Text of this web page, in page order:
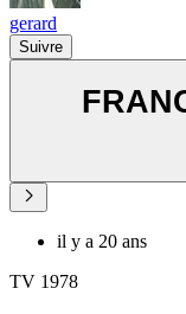
gerard
Suivre
il y a 20 ans
TV 1978